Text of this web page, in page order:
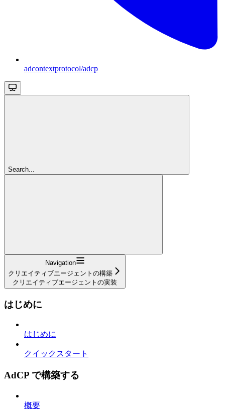
adcontextprotocol/adcp
Search...
Navigation
クリエイティブエージェントの構築
クリエイティブエージェントの実装
はじめに
はじめに
クイックスタート
AdCP で構築する
概要